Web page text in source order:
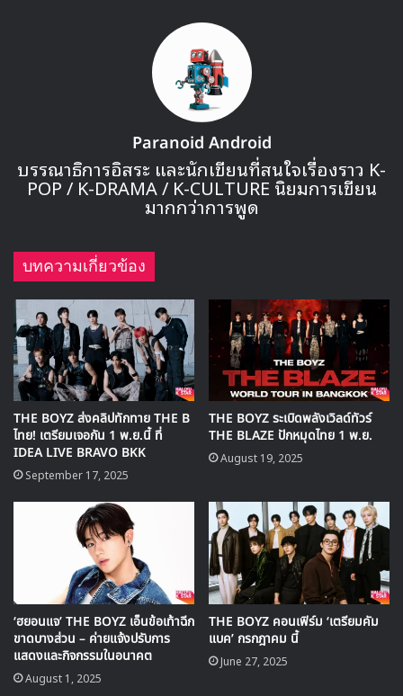
▶ คลิกดูสัมภาษณ์พิเศษ
จูยอน มีประสบการณ์ในการดำเนินรายการเพลงมาแล้วตั้งแต่
รายการ The Show ในปี 2020 และเมื่อช่วงเดือนที่ผ่านมาเขา
ก็เพิ่งทำหน้าที่ MC พิเศษให้กับรายการ Music Core ด้วยเช่น
กัน
คอยติดตามกันได้ว่าการทำหน้ามี่ MC ในรายการ Music Bank
Source1
Juyeon Music Bank The BOYZ
Paranoid Android
บรรณาธิการอิสระ และนักเขียนที่สนใจเรื่องราว K-
POP / K-DRAMA / K-CULTURE นิยมการเขียน
มากกว่าการพูด
บทความเกี่ยวข้อง
THE BOYZ ส่งคลิปทักทาย THE B
ไทย! เตรียมเจอกัน 1 พ.ย.นี้ ที่
IDEA LIVE BRAVO BKK
September 17, 2025
THE BOYZ ระเบิดพลังเวิลด์ทัวร์
THE BLAZE ปักหมุดไทย 1 พ.ย.
August 19, 2025
‘ฮยอนแจ’ THE BOYZ เอ็นข้อเท้าฉีก
ขาดบางส่วน – ค่ายแจ้งปรับการ
แสดงและกิจกรรมในอนาคต
August 1, 2025
THE BOYZ คอนเฟิร์ม ‘เตรียมคัม
แบค’ กรกฎาคม นี้
June 27, 2025